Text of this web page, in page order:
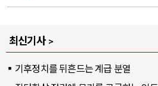
최신기사
기후정치를 뒤흔드는 계급 분열